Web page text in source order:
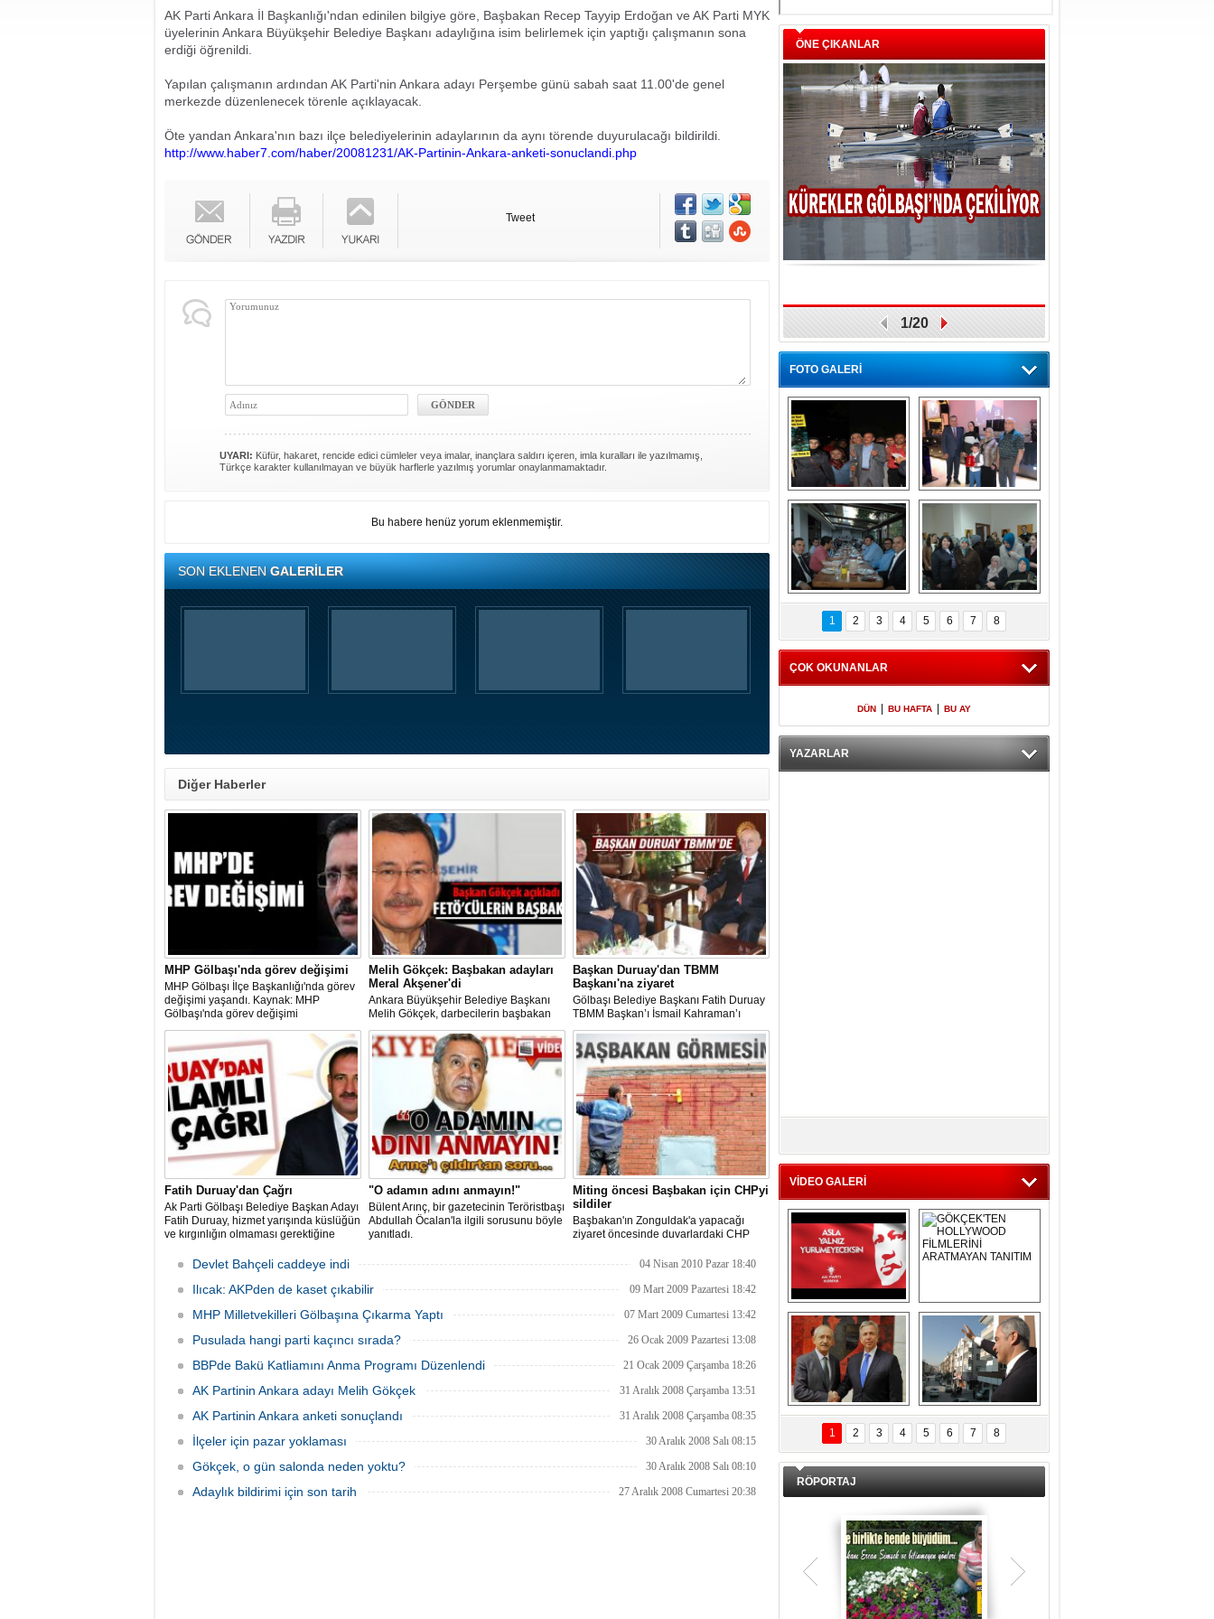
AK Parti Ankara İl Başkanlığı'ndan edinilen bilgiye göre, Başbakan Recep Tayyip Erdoğan ve AK Parti MYK
üyelerinin Ankara Büyükşehir Belediye Başkanı adaylığına isim belirlemek için yaptığı çalışmanın sona
erdiği öğrenildi.
Yapılan çalışmanın ardından AK Parti'nin Ankara adayı Perşembe günü sabah saat 11.00'de genel
merkezde düzenlenecek törenle açıklayacak.
Öte yandan Ankara'nın bazı ilçe belediyelerinin adaylarının da aynı törende duyurulacağı bildirildi.
http://www.haber7.com/haber/20081231/AK-Partinin-Ankara-anketi-sonuclandi.php
Tweet
UYARI: Küfür, hakaret, rencide edici cümleler veya imalar, inançlara saldırı içeren, imla kuralları ile yazılmamış,
Türkçe karakter kullanılmayan ve büyük harflerle yazılmış yorumlar onaylanmamaktadır.
Bu habere henüz yorum eklenmemiştir.
SON EKLENENGALERİLER
Diğer Haberler
MHP Gölbaşı'nda görev değişimi
MHP Gölbaşı İlçe Başkanlığı'nda görev
değişimi yaşandı. Kaynak: MHP
Gölbaşı'nda görev değişimi
Melih Gökçek: Başbakan adayları
Meral Akşener'di
Ankara Büyükşehir Belediye Başkanı
Melih Gökçek, darbecilerin başbakan
adayının Meral Akşener olduğunu
söyledi.Siyaset / 30 Temmuz 2016
Cumartesi 14:30
Başkan Duruay'dan TBMM
Başkanı'na ziyaret
Gölbaşı Belediye Başkanı Fatih Duruay
TBMM Başkan’ı İsmail Kahraman’ı
makamında ziyaret etti.
Fatih Duruay'dan Çağrı
Ak Parti Gölbaşı Belediye Başkan Adayı
Fatih Duruay, hizmet yarışında küslüğün
ve kırgınlığın olmaması gerektiğine
üyesi olan dava arkadaşlarına ardından
ise diğer partilerden meclis üyeliğine
adaylığını koyan isimle
"O adamın adını anmayın!"
Bülent Arınç, bir gazetecinin Teröristbaşı
Abdullah Öcalan'la ilgili sorusunu böyle
yanıtladı.
Miting öncesi Başbakan için CHPyi
sildiler
Başbakan'ın Zonguldak'a yapacağı
ziyaret öncesinde duvarlardaki CHP
silindi.
Devlet Bahçeli caddeye indi 04 Nisan 2010 Pazar 18:40
Ilıcak: AKPden de kaset çıkabilir 09 Mart 2009 Pazartesi 18:42
MHP Milletvekilleri Gölbaşına Çıkarma Yaptı 07 Mart 2009 Cumartesi 13:42
Pusulada hangi parti kaçıncı sırada? 26 Ocak 2009 Pazartesi 13:08
BBPde Bakü Katliamını Anma Programı Düzenlendi 21 Ocak 2009 Çarşamba 18:26
AK Partinin Ankara adayı Melih Gökçek 31 Aralık 2008 Çarşamba 13:51
AK Partinin Ankara anketi sonuçlandı 31 Aralık 2008 Çarşamba 08:35
İlçeler için pazar yoklaması 30 Aralık 2008 Salı 08:15
Gökçek, o gün salonda neden yoktu? 30 Aralık 2008 Salı 08:10
Adaylık bildirimi için son tarih 27 Aralık 2008 Cumartesi 20:38
ÖNE ÇIKANLAR
1/20
FOTO GALERİ
Gölbaşı GAZZE
İÇİN YÜRÜDÜ
Kaymakamlıktan
iftar yemeği
Kaymakamlıktan
iftar yemeği
NERGÜL
YILDIRIM SEÇİM
BÜROSUNU AÇTI
1 2 3 4 5 6 7 8
ÇOK OKUNANLAR
DÜN BU HAFTA BU AY
YAZARLAR
VİDEO GALERİ
Asla Yalnız
Yürümeyeceksin
Uzun Adam
GÖKÇEK'TEN
HOLLYWOOD
FİLMLERİNİ
ARATMAYAN
TANITIM
DAL İÇERİ ZÜBÜK!
ERCAN ŞİMŞEK
GÖLBAŞI'NDA
KASIRGA ETKİSİ
YARATTI !
1 2 3 4 5 6 7 8
RÖPORTAJ
Teşrik tekbiri nedir? Ne anlama gelir?